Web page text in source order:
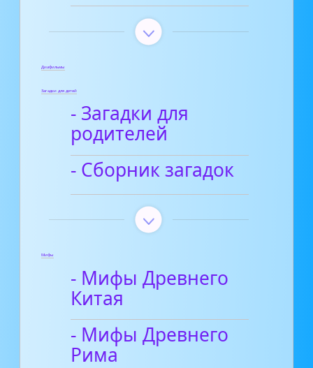
Диафильмы
Загадки для детей
- Загадки для
родителей
- Сборник загадок
Мифы
- Мифы Древнего
Китая
- Мифы Древнего
Рима